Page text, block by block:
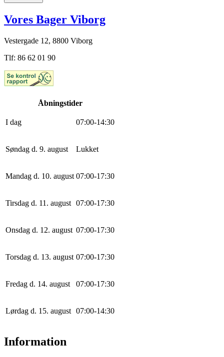
Vores Bager Viborg
Vestergade 12, 8800 Viborg
Tlf: 86 62 01 90
Åbningstider
I dag 07:00-14:30
Søndag d. 9. august Lukket
Mandag d. 10. august 07:00-17:30
Tirsdag d. 11. august 07:00-17:30
Onsdag d. 12. august 07:00-17:30
Torsdag d. 13. august 07:00-17:30
Fredag d. 14. august 07:00-17:30
Lørdag d. 15. august 07:00-14:30
Information